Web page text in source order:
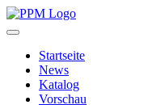
Startseite
News
Katalog
Vorschau